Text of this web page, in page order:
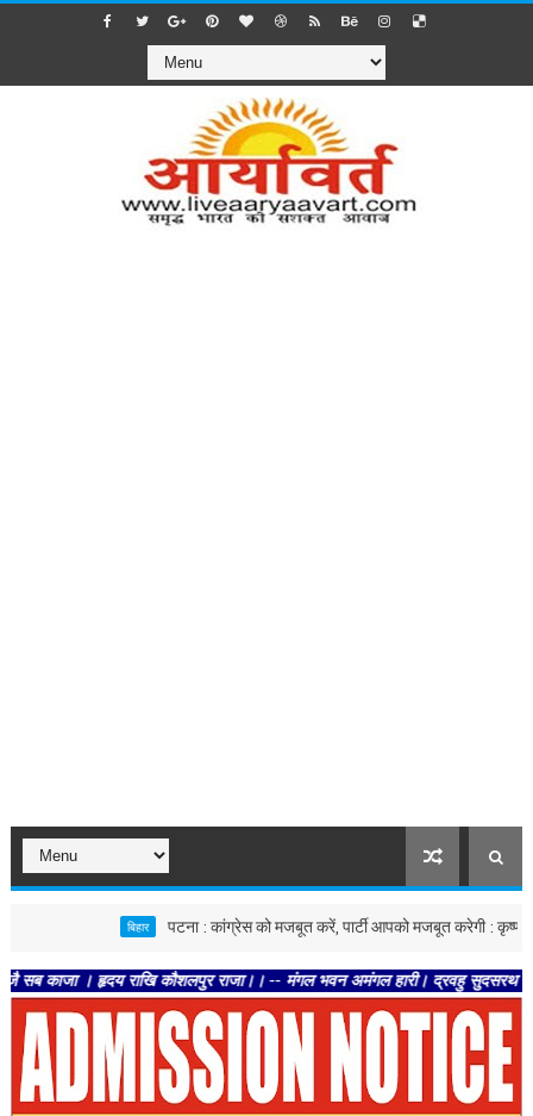
पटना : कांग्रेस को मजबूत करें, पार्टी आपको मजबूत करेगी : कृष्णा अल्लावारू
। हृदय राखि कौशलपुर राजा।। -- मंगल भवन अमंगल हारी। द्रवहु सुदसरथ अजिर